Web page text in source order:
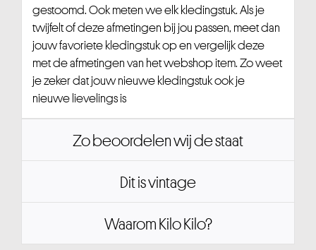
gestoomd. Ook meten we elk kledingstuk. Als je
twijfelt of deze afmetingen bij jou passen, meet dan
jouw favoriete kledingstuk op en vergelijk deze
met de afmetingen van het webshop item. Zo weet
je zeker dat jouw nieuwe kledingstuk ook je
nieuwe lievelings is
Zo beoordelen wij de staat
Dit is vintage
Waarom Kilo Kilo?